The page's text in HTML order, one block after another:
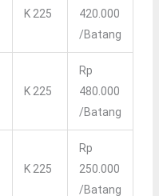
K 225
420.000
/batang
K 225
Rp
480.000
/batang
K 225
Rp
250.000
/batang